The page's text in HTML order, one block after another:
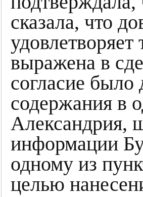
сказала, что
удовлетворяет
выражена в
согласие было
содержания в
Александрия,
информации
одному из
целью